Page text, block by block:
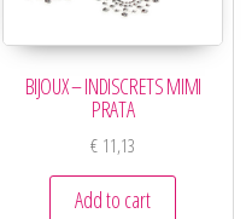
BIJOUX – INDISCRETS MIMI
PRATA
€ 11,13
Add to cart